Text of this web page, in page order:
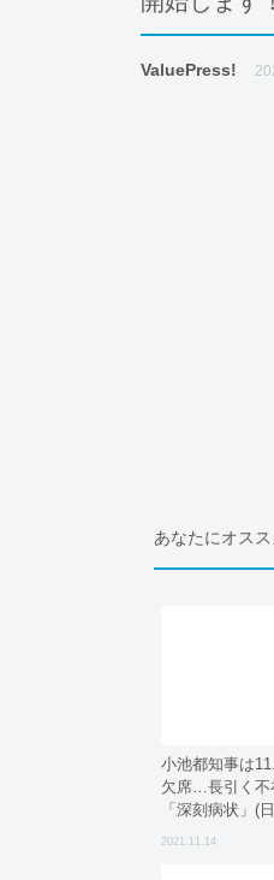
ValuePress!
あなたにオス
小池都知事は
欠席…長引く不
「深刻病状」(
2021.11.14